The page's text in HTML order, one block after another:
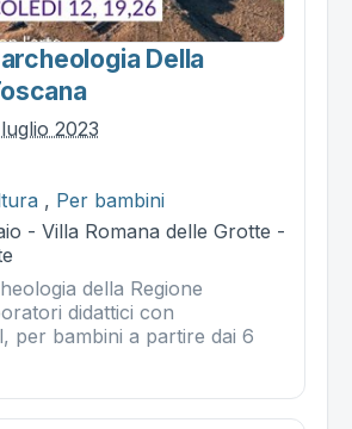
Della
2023
, Per bambini
- Villa Romana delle Grotte -
della Regione
didattici con
per bambini a partire dai 6